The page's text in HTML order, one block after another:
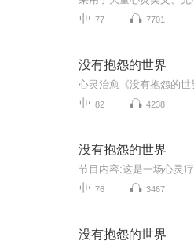
77 7701
没有抱怨的世界
82 4238
没有抱怨的世界
76 3467
没有抱怨的世界